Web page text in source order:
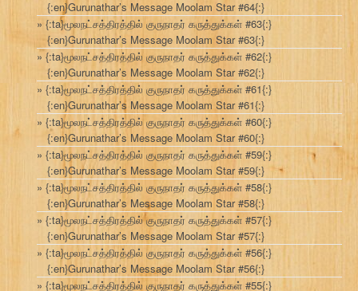
{:en}Gurunathar’s Message Moolam Star #64{:}
{:ta}மூலநட்சத்திரத்தில் குருநாதர் கருத்துக்கள் #63{:}
{:en}Gurunathar’s Message Moolam Star #63{:}
{:ta}மூலநட்சத்திரத்தில் குருநாதர் கருத்துக்கள் #62{:}
{:en}Gurunathar’s Message Moolam Star #62{:}
{:ta}மூலநட்சத்திரத்தில் குருநாதர் கருத்துக்கள் #61{:}
{:en}Gurunathar’s Message Moolam Star #61{:}
{:ta}மூலநட்சத்திரத்தில் குருநாதர் கருத்துக்கள் #60{:}
{:en}Gurunathar’s Message Moolam Star #60{:}
{:ta}மூலநட்சத்திரத்தில் குருநாதர் கருத்துக்கள் #59{:}
{:en}Gurunathar’s Message Moolam Star #59{:}
{:ta}மூலநட்சத்திரத்தில் குருநாதர் கருத்துக்கள் #58{:}
{:en}Gurunathar’s Message Moolam Star #58{:}
{:ta}மூலநட்சத்திரத்தில் குருநாதர் கருத்துக்கள் #57{:}
{:en}Gurunathar’s Message Moolam Star #57{:}
{:ta}மூலநட்சத்திரத்தில் குருநாதர் கருத்துக்கள் #56{:}
{:en}Gurunathar’s Message Moolam Star #56{:}
{:ta}மூலநட்சத்திரத்தில் குருநாதர் கருத்துக்கள் #55{:}